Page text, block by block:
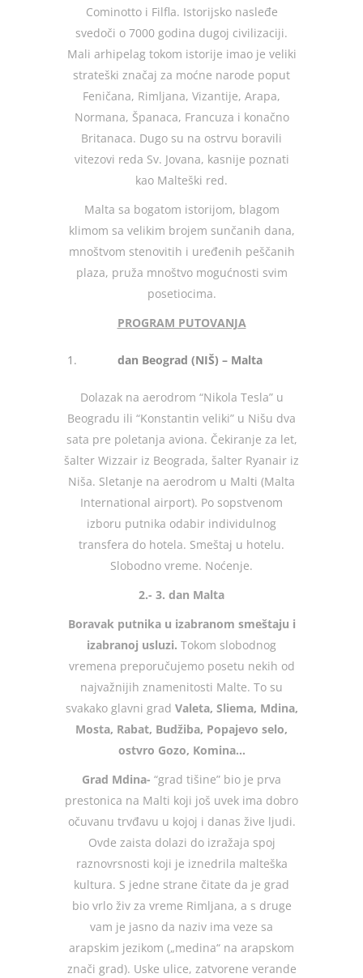
Cominotto i Filfla. Istorijsko nasleđe
svedoči o 7000 godina dugoj civilizaciji.
Mali arhipelag tokom istorije imao je veliki
strateški značaj za moćne narode poput
Feničana, Rimljana, Vizantije, Arapa,
Normana, Španaca, Francuza i konačno
Britanaca. Dugo su na ostrvu boravili
vitezovi reda Sv. Jovana, kasnije poznati
kao Malteški red.
Malta sa bogatom istorijom, blagom
klimom sa velikim brojem sunčanih dana,
mnoštvom stenovitih i uređenih peščanih
plaza, pruža mnoštvo mogućnosti svim
posetiocima.
PROGRAM PUTOVANJA
dan Beograd (NIŠ) – Malta
Dolazak na aerodrom “Nikola Tesla” u
Beogradu ili “Konstantin veliki” u Nišu dva
sata pre poletanja aviona. Čekiranje za let,
šalter Wizzair iz Beograda, šalter Ryanair iz
Niša. Sletanje na aerodrom u Malti (Malta
International airport). Po sopstvenom
izboru putnika odabir individulnog
transfera do hotela. Smeštaj u hotelu.
Slobodno vreme. Noćenje.
2.- 3. dan Malta
Boravak putnika u izabranom smeštaju i
izabranoj usluzi. Tokom slobodnog
vremena preporučujemo posetu nekih od
najvažnijih znamenitosti Malte. To su
svakako glavni grad Valeta, Sliema, Mdina,
Mosta, Rabat, Budžiba, Popajevo selo,
ostvro Gozo, Komina…
Grad Mdina- “grad tišine” bio je prva
prestonica na Malti koji još uvek ima dobro
očuvanu trvđavu u kojoj i danas žive ljudi.
Ovde zaista dolazi do izražaja spoj
raznovrsnosti koji je iznedrila malteška
kultura. S jedne strane čitate da je grad
bio vrlo živ za vreme Rimljana, a s druge
vam je jasno da naziv ima veze sa
arapskim jezikom („medina“ na arapskom
znači grad). Uske ulice, zatvorene verande